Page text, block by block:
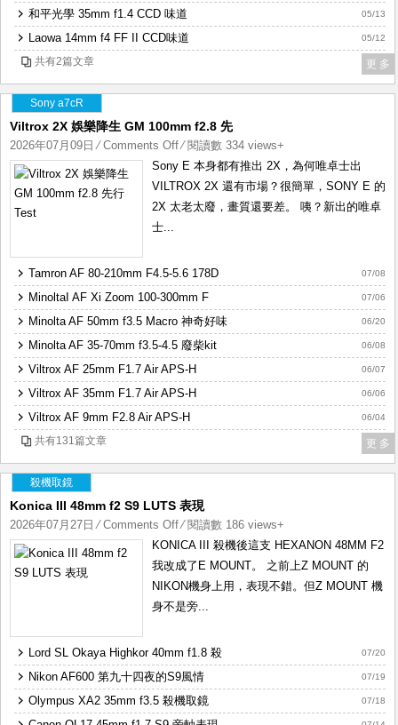
05/13
和平光學 35mm f1.4 CCD 味道
05/12
Laowa 14mm f4 FF II CCD味道
共有2篇文章 更 多
Sony a7cR
Viltrox 2X 娛樂降生 GM 100mm f2.8 先
2026年07月09日 ⁄Comments Offon
Viltrox
2X
娛
100mm
f2.8
先
行
Test
⁄ 閱讀數 334 views+
Sony E 本身都有推出 2X，為何唯卓士出
VILTROX 2X 還有市場？很簡單，SONY E 的
2X 太老太廢，畫質還要差。 咦？新出的唯卓
士...
07/08
Tamron AF 80-210mm F4.5-5.6 178D
07/06
MinoltaI AF Xi Zoom 100-300mm F
06/20
Minolta AF 50mm f3.5 Macro 神奇好味
06/08
Minolta AF 35-70mm f3.5-4.5 廢柴kit
06/07
Viltrox AF 25mm F1.7 Air APS-H
06/06
Viltrox AF 35mm F1.7 Air APS-H
06/04
Viltrox AF 9mm F2.8 Air APS-H
共有131篇文章 更 多
殺機取鏡
Konica III 48mm f2 S9 LUTS 表現
2026年07月27日 ⁄Comments Offon
Konica
III
48mm
f2
現
⁄ 閱讀數 186 views+
KONICA III 殺機後這支 HEXANON 48MM F2
我改成了E MOUNT。 之前上Z MOUNT 的
NIKON機身上用，表現不錯。但Z MOUNT 機
身不是旁...
07/20
Lord SL Okaya Highkor 40mm f1.8 殺
07/19
Nikon AF600 第九十四夜的S9風情
07/18
Olympus XA2 35mm f3.5 殺機取鏡